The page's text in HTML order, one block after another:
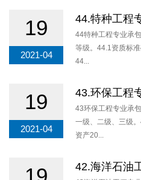
19
2021-04
44.特种工程
44特种工程专业承
等级。44.1资质标
44...
19
2021-04
43.环保工程
43环保工程专业承
一级、二级、三级
资产20...
42.海洋石油